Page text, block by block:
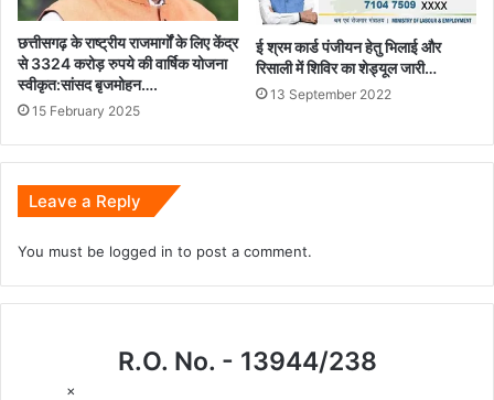
छत्तीसगढ़ के राष्ट्रीय राजमार्गों के लिए केंद्र
से 3324 करोड़ रुपये की वार्षिक योजना
स्वीकृत:सांसद बृजमोहन….
15 February 2025
ई श्रम कार्ड पंजीयन हेतु भिलाई और
रिसाली में शिविर का शेड्यूल जारी…
13 September 2022
Leave a Reply
You must be logged in to post a comment.
R.O. No. - 13944/238
×